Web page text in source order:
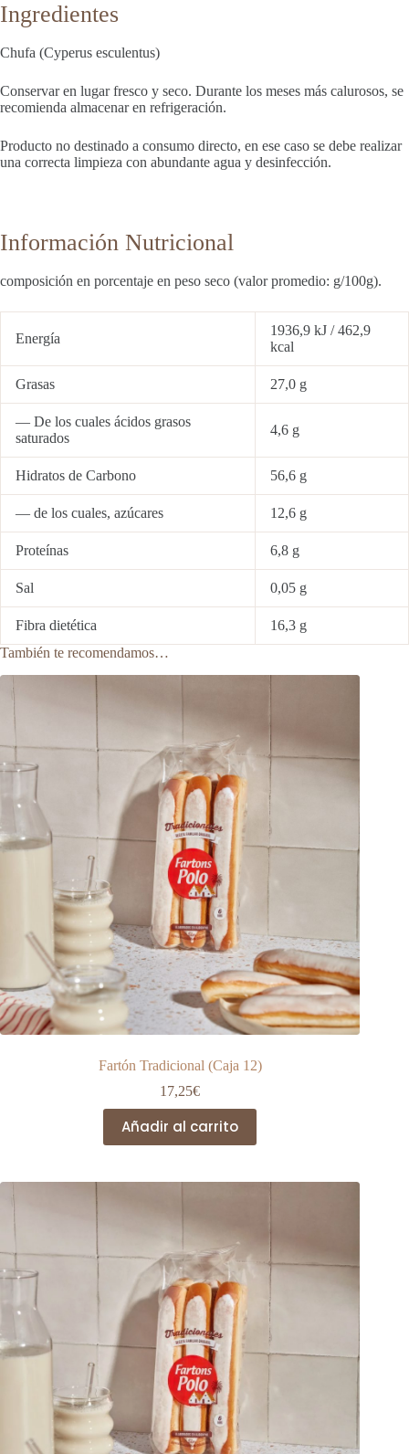
Ingredientes
Chufa (Cyperus esculentus)
Conservar en lugar fresco y seco. Durante los meses más calurosos, se
recomienda almacenar en refrigeración.
Producto no destinado a consumo directo, en ese caso se debe realizar
una correcta limpieza con abundante agua y desinfección.
Información Nutricional
composición en porcentaje en peso seco (valor promedio: g/100g).
Energía
1936,9 kJ / 462,9
kcal
Grasas 27,0 g
— De los cuales ácidos grasos
saturados
4,6 g
Hidratos de Carbono 56,6 g
— de los cuales, azúcares 12,6 g
Proteínas 6,8 g
Sal 0,05 g
Fibra dietética
16,3 g
También te recomendamos…
Fartón Tradicional (Caja 12)
17,25€
Añadir al carrito